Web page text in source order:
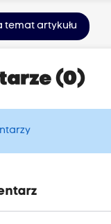
temat artykułu
(0)